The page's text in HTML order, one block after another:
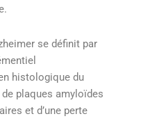
se définit par
histologique du
plaques amyloïdes
et d’une perte